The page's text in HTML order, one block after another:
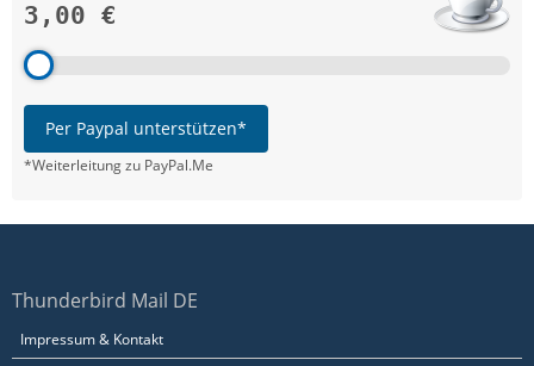
3,00 €
Per Paypal unterstützen*
*Weiterleitung zu PayPal.Me
Thunderbird Mail DE
Impressum & Kontakt